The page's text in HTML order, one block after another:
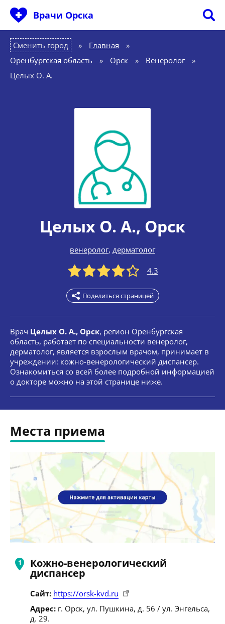
Врачи Орска
Сменить город Главная
»
Оренбургская область
» Орск » Венеролог
»
Целых О. А.
Целых О. А., Орск
венеролог, дерматолог
4.3
Поделиться страницей
Врач Целых О. А., Орск, регион Оренбургская
область, работает по специальности венеролог,
дерматолог, является взрослым врачом, принимает в
учреждении: кожно-венерологический диспансер.
Ознакомиться со всей более подробной информацией
о докторе можно на этой странице ниже.
Места приема
Кожно-венерологический
диспансер
Сайт: https://orsk-kvd.ru
Адрес: г. Орск, ул. Пушкина, д. 56 / ул. Энгельса,
д. 29.